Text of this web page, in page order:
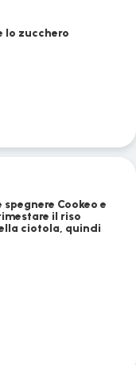
lo zucchero
Cookeo e
il riso
ciotola, quindi